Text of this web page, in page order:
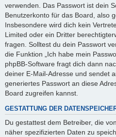
verwenden. Das Passwort ist dein
Benutzerkonto für das Board, also
Insbesondere wird dich kein
Limited oder ein Dritter
fragen. Solltest du dein Passwort
die Funktion „Ich habe mein
phpBB-Software fragt dich dann
deiner E-Mail-Adresse und sendet
generiertes Passwort an diese
Board zugreifen kannst.
GESTATTUNG DER
Du gestattest dem Betreiber, die
näher spezifizierten Daten zu